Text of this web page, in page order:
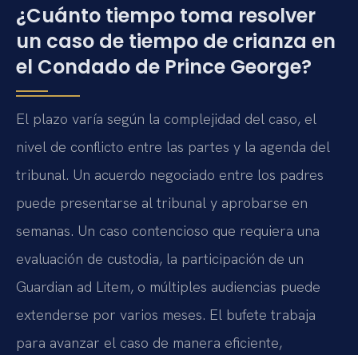
¿Cuánto tiempo toma resolver
un caso de tiempo de crianza en
el Condado de Prince George?
El plazo varía según la complejidad del caso, el
nivel de conflicto entre las partes y la agenda del
tribunal. Un acuerdo negociado entre los padres
puede presentarse al tribunal y aprobarse en
semanas. Un caso contencioso que requiera una
evaluación de custodia, la participación de un
Guardian ad Litem, o múltiples audiencias puede
extenderse por varios meses. El bufete trabaja
para avanzar el caso de manera eficiente,